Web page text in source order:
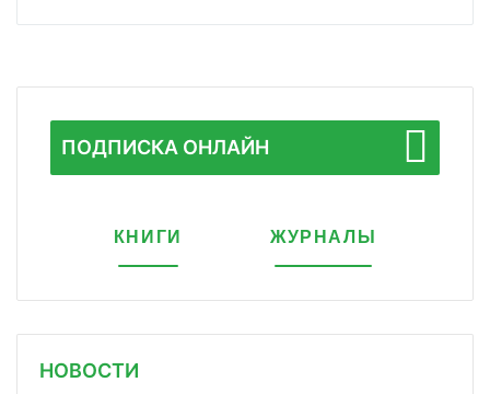
ПОДПИСКА ОНЛАЙН
КНИГИ ЖУРНАЛЫ
НОВОСТИ